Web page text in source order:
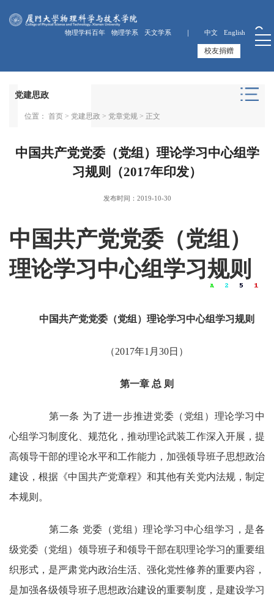
物理学科百年 物理学系 天文学系 ｜ 中文 English
校友捐赠
党建思政
位置： 首页> 党建思政 > 党章党规> 正文
中国共产党党委（党组）理论学习中心组学
习规则（2017年印发）
发布时间：2019-10-30
中国共产党党委（党组）
理论学习中心组学习规则
中国共产党党委（党组）理论学习中心组学习规则
（2017年1月30日）
第一章 总 则
第一条 为了进一步推进党委（党组）理论学习中
心组学习制度化、规范化，推动理论武装工作深入开展，提
高领导干部的理论水平和工作能力，加强领导班子思想政治
建设，根据《中国共产党章程》和其他有关党内法规，制定
本规则。
第二条 党委（党组）理论学习中心组学习，是各
级党委（党组）领导班子和领导干部在职理论学习的重要组
织形式，是严肃党内政治生活、强化党性修养的重要内容，
是加强各级领导班子思想政治建设的重要制度，是建设学习